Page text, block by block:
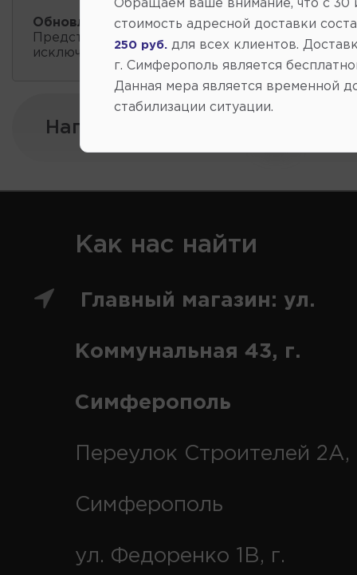
Обновление остатков и цен: 13:01 2026-08-10
Представленные данные о запчастях на этой
исключительно информационный характер.
Напишите нам:
Как нас найти
Главный магазин: ул.
Коммунальная 43, г.
Симферополь
Переулок Строителей 2А,
Симферополь
ул. Федоренко 1В, г.
Обращаем ваше внимание, что c 30
стоимость адресной доставки
250 руб. для всех клиентов.
г. Симферополь является
Данная мера является временной
стабилизации ситуации.